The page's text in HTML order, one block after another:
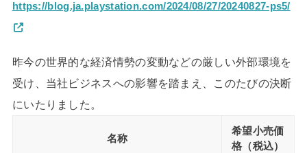
https://blog.ja.playstation.com/2024/08/27/20240827-ps5/
昨今の世界的な経済情勢の変動などの厳しい外部環境を
受け、当社ビジネスへの影響を踏まえ、このたびの決断
にいたりました。
名称
希望小売価
格（税込）